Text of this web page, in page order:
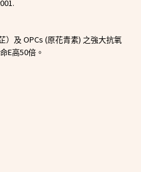
）及 OPCs (原花青素) 之強大抗氧
E高50倍。